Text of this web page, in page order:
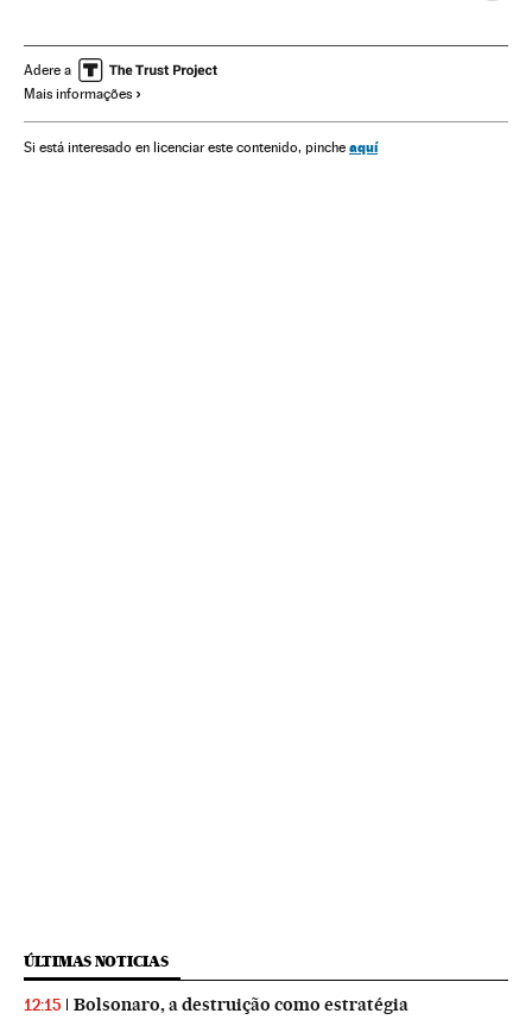
História contemporânea Ideologias
Adere a
Mais informações
Si está interesado en licenciar este contenido, pinche aquí
ÚLTIMAS NOTICIAS
12:15 Bolsonaro, a destruição como estratégia